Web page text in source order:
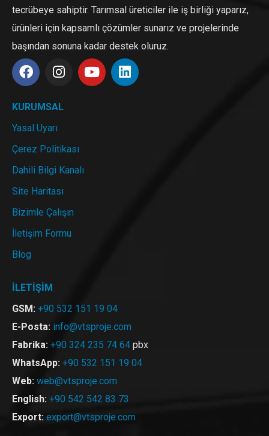
tecrübeye sahiptir. Tarımsal üreticiler ile iş birliği yaparız,
ürünleri için kapsamlı çözümler sunarız ve projelerinde
başından sonuna kadar destek oluruz.
KURUMSAL
Yasal Uyarı
Çerez Politikası
Dahili Bilgi Kanalı
Site Haritası
Bizimle Çalışın
İletişim Formu
Blog
İLETİŞİM
GSM: +90 532 151 19 04
E-Posta: info@vtsproje.com
Fabrika: +90 324 235 74 64 pbx
WhatsApp: +90 532 151 19 04
Web: web@vtsproje.com
English: +90 542 542 83 73
Export: export@vtsproje.com